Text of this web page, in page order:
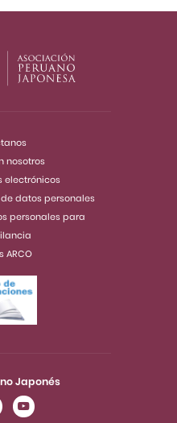
Japonés
nosotros
electrónicos
datos personales
personales para
ARCO